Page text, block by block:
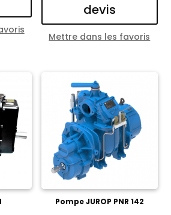
devis
Mettre dans les favoris
Pompe JUROP PNR 142